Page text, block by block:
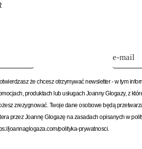
że chcesz otrzymywać newsletter - w tym
produktach lub usługach Joanny Glogazy, z
zrezygnować. Twoje dane osobowe będą
przez Joannę Glogazę na zasadach opisanych w
joannaglogaza.com/polityka-prywatnosci.